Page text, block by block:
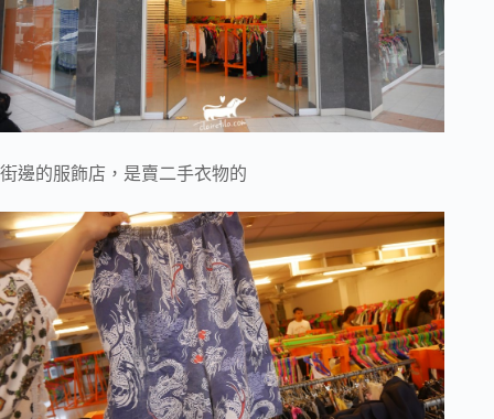
街邊的服飾店，是賣二手衣物的